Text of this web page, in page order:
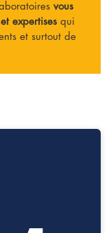
vous
expertises qui
et surtout de